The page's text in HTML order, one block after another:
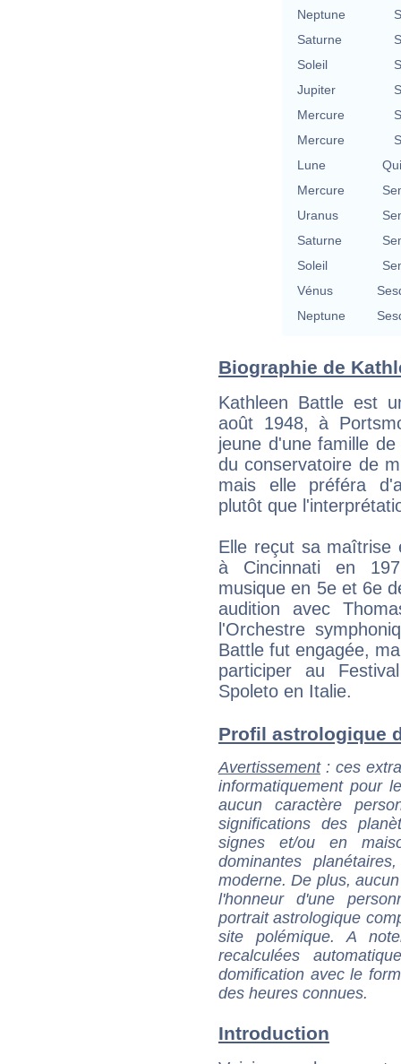
Neptune
Saturne
Soleil
Jupiter
Mercure
Mercure
Lune
Mercure
Uranus
Saturne
Soleil
Vénus
Neptune
Biographie de
Kathleen Battle est
août 1948, à
jeune d'une famille
du conservatoire de
mais elle préféra
plutôt que
Elle reçut sa maîtrise
à Cincinnati en
musique en 5e et 6e
audition avec
l'Orchestre
Battle fut engagée,
participer au
Spoleto en Italie.
Profil astrologique
Avertissement: ces
informatiquement pour
aucun caractère
significations des
signes et/ou en
dominantes
moderne. De plus,
l'honneur d'une
portrait astrologique
site polémique. A
recalculées
domification avec le
des heures connues.
Introduction